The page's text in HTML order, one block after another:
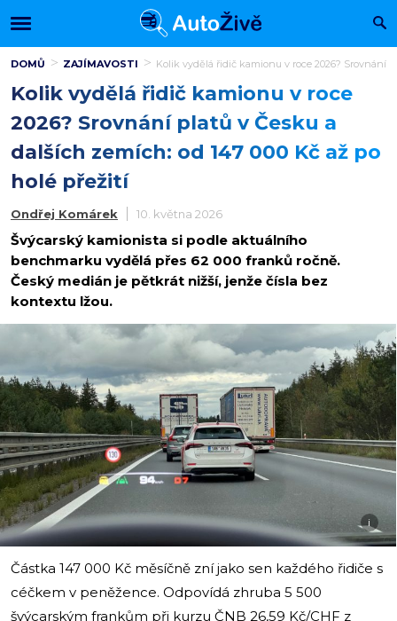
DOMŮ ZAJÍMAVOSTI Kolik vydělá řidič kamionu v roce 2026? Srovnání
Kolik vydělá řidič kamionu v roce
2026? Srovnání platů v Česku a
dalších zemích: od 147 000 Kč až po
holé přežití
Ondřej Komárek 10. května 2026
Švýcarský kamionista si podle aktuálního
benchmarku vydělá přes 62 000 franků ročně.
Český medián je pětkrát nižší, jenže čísla bez
kontextu lžou.
i
Částka 147 000 Kč měsíčně zní jako sen každého řidiče s
céčkem v peněžence. Odpovídá zhruba 5 500
švýcarským frankům při kurzu ČNB 26,59 Kč/CHF z